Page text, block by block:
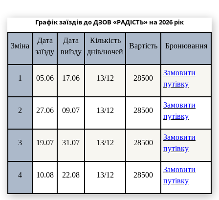
Графік заїздів до ДЗОВ «РАДІСТЬ» на 2026 рік
Зміна
Дата
заїзду
Дата
виїзду
Кількість
днів/ночей
Вартість Бронювання
1 05.06 17.06 13/12 28500
Замовити
путівку
2 27.06 09.07 13/12 28500
Замовити
путівку
3 19.07 31.07 13/12 28500
Замовити
путівку
4 10.08 22.08 13/12 28500
Замовити
путівку